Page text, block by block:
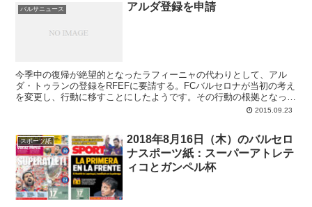
バルサニュース アルダ登録を申請
今季中の復帰が絶望的となったラフィーニャの代わりとして、アル
ダ・トゥランの登録をRFEFに要請する。FCバルセロナが当初の考え
を変更し、行動に移すことにしたようです。その行動の根拠となって
いるのは、長期負傷者が出た場合は代役を獲得できるというリーガ・
は“2つのマーケットでの選手登録の禁止”ですから、その市場が閉じ
た瞬間に罰は満了、ならば国内ルールに従ってアルダと登録して何が
悪いか、との理論です。至極真っ当な言い分ですが、なにぶん相手は
あの組織ですから、難癖付けられる可能性が濃厚ですかね。
2015.09.23
スポーツ紙
2018年8月16日（木）のバルセロ
ナスポーツ紙：スーパーアトレテ
ィコとガンペル杯